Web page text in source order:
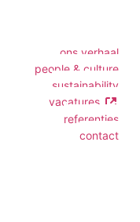
ons verhaal
people & culture
sustainability
vacatures
referenties
contact